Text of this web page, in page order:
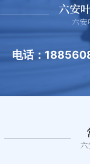
六安
六
电话：